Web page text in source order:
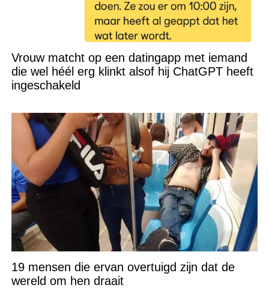
Vrouw matcht op een datingapp met iemand
die wel héél erg klinkt alsof hij ChatGPT heeft
ingeschakeld
19 mensen die ervan overtuigd zijn dat de
wereld om hen draait